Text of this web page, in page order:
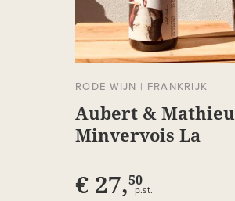
RODE WIJN | FRANKRIJK
Aubert & Mathieu
Minvervois La
€ 27,50
p.st.